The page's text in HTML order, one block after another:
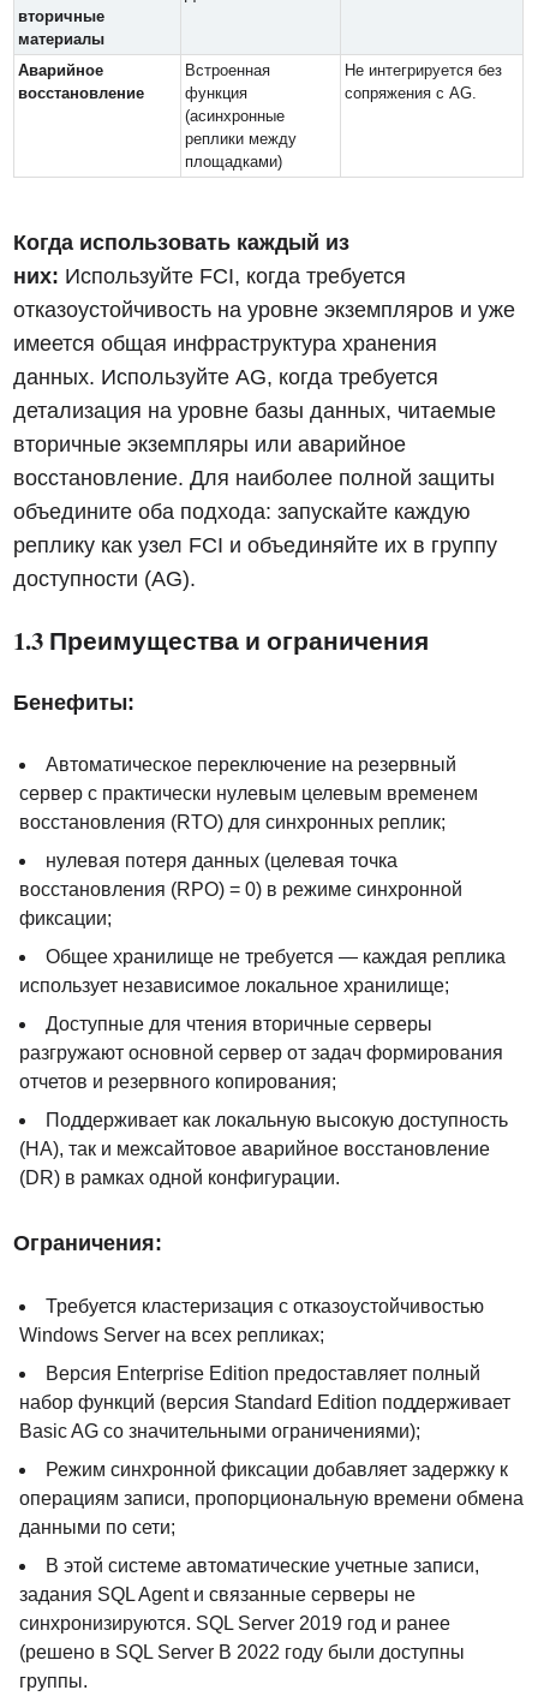
вторичные
материалы
Аварийное
восстановление
Встроенная
функция
(асинхронные
реплики между
площадками)
Не интегрируется без
сопряжения с AG.
Когда использовать каждый из
них: Используйте FCI, когда требуется
отказоустойчивость на уровне экземпляров и уже
имеется общая инфраструктура хранения
данных. Используйте AG, когда требуется
детализация на уровне базы данных, читаемые
вторичные экземпляры или аварийное
восстановление. Для наиболее полной защиты
объедините оба подхода: запускайте каждую
реплику как узел FCI и объединяйте их в группу
доступности (AG).
1.3 Преимущества и ограничения
Бенефиты:
Автоматическое переключение на резервный
сервер с практически нулевым целевым временем
восстановления (RTO) для синхронных реплик;
нулевая потеря данных (целевая точка
восстановления (RPO) = 0) в режиме синхронной
фиксации;
Общее хранилище не требуется — каждая реплика
использует независимое локальное хранилище;
Доступные для чтения вторичные серверы
разгружают основной сервер от задач формирования
отчетов и резервного копирования;
Поддерживает как локальную высокую доступность
(HA), так и межсайтовое аварийное восстановление
(DR) в рамках одной конфигурации.
Ограничения:
Требуется кластеризация с отказоустойчивостью
Windows Server на всех репликах;
Версия Enterprise Edition предоставляет полный
набор функций (версия Standard Edition поддерживает
Basic AG со значительными ограничениями);
Режим синхронной фиксации добавляет задержку к
операциям записи, пропорциональную времени обмена
данными по сети;
В этой системе автоматические учетные записи,
задания SQL Agent и связанные серверы не
синхронизируются. SQL Server 2019 год и ранее
(решено в SQL Server В 2022 году были доступны
группы.